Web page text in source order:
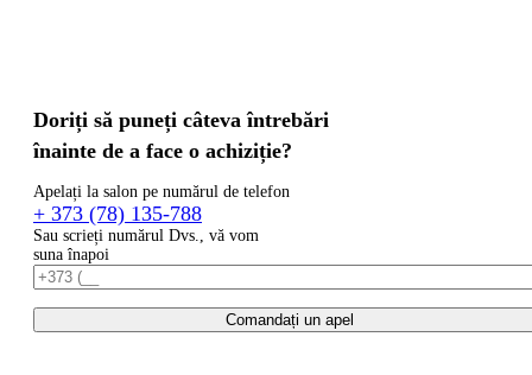
Doriți să puneți câteva întrebări
înainte de a face o achiziție?
Apelați la salon pe numărul de telefon
+ 373 (78) 135-788
Sau scrieți numărul Dvs., vă vom
suna înapoi
Comandați un apel